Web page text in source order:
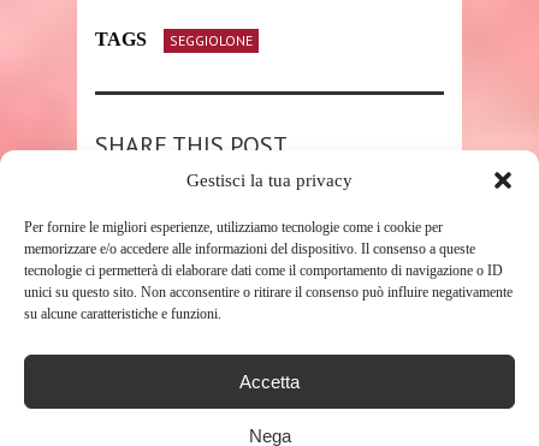
Gestisci la tua privacy
Per fornire le migliori esperienze, utilizziamo tecnologie come i cookie per
memorizzare e/o accedere alle informazioni del dispositivo. Il consenso a queste
tecnologie ci permetterà di elaborare dati come il comportamento di navigazione o ID
unici su questo sito. Non acconsentire o ritirare il consenso può influire negativamente
su alcune caratteristiche e funzioni.
Accetta
Nega
TAGS SEGGIOLONE
SHARE THIS POST
RELATED POSTS